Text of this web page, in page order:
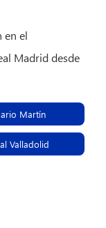
en el
Madrid desde
Martín
Valladolid